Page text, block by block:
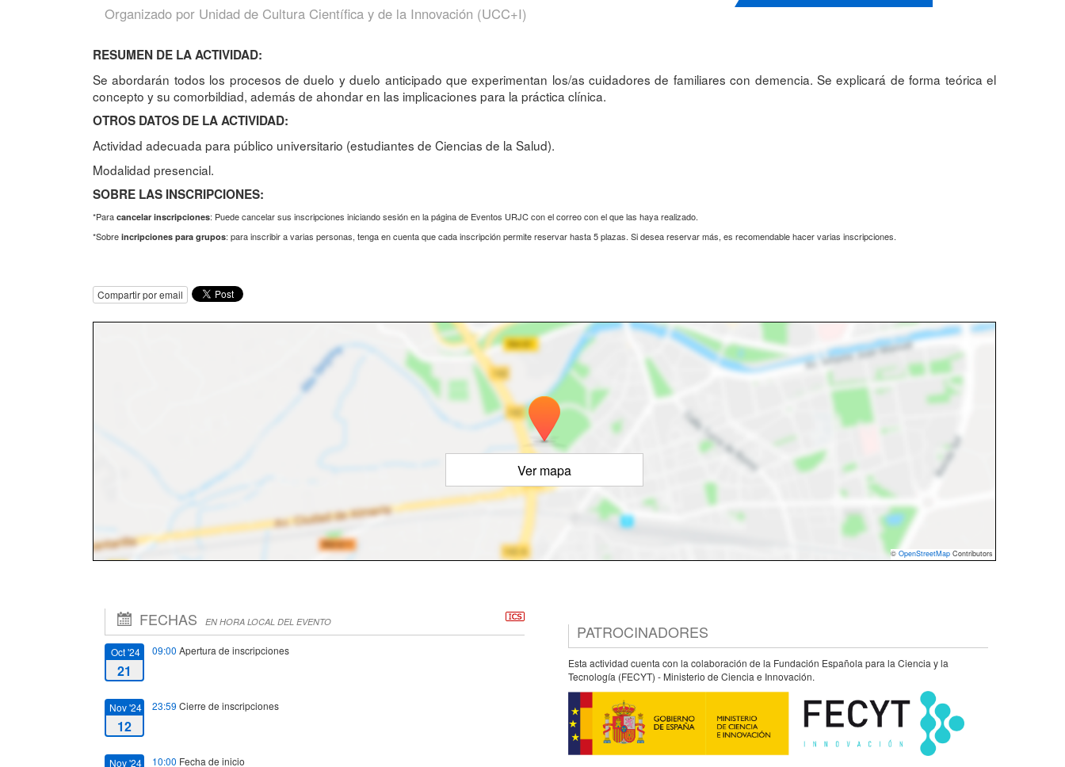
Organizado por Unidad de Cultura Científica y de la Innovación (UCC+I)
RESUMEN DE LA ACTIVIDAD:
Se abordarán todos los procesos de duelo y duelo anticipado que experimentan los/as cuidadores de familiares con demencia. Se explicará de forma teórica el
concepto y su comorbildiad, además de ahondar en las implicaciones para la práctica clínica.
OTROS DATOS DE LA ACTIVIDAD:
Actividad adecuada para público universitario (estudiantes de Ciencias de la Salud).
Modalidad presencial.
SOBRE LAS INSCRIPCIONES:
*Para cancelar inscripciones: Puede cancelar sus inscripciones iniciando sesión en la página de Eventos URJC con el correo con el que las haya realizado.
*Sobre incripciones para grupos: para inscribir a varias personas, tenga en cuenta que cada inscripción permite reservar hasta 5 plazas. Si desea reservar más, es recomendable hacer varias inscripciones.
Compartir por email
Ver mapa
© OpenStreetMap Contributors
FECHAS EN HORA LOCAL DEL EVENTO
Oct '24
21
09:00 Apertura de inscripciones
Nov '24
12
23:59 Cierre de inscripciones
Nov '24 10:00 Fecha de inicio
PATROCINADORES
Esta actividad cuenta con la colaboración de la Fundación Española para la Ciencia y la
Tecnología (FECYT) - Ministerio de Ciencia e Innovación.